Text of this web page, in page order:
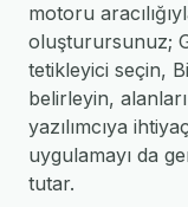
motoru
oluşturursunuz;
tetikleyici seçin,
belirleyin,
yazılımcıya
uygulamayı da
tutar.